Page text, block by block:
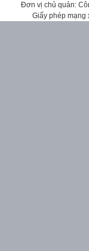
Đơn vị chủ quản:
Giấy phép mạng